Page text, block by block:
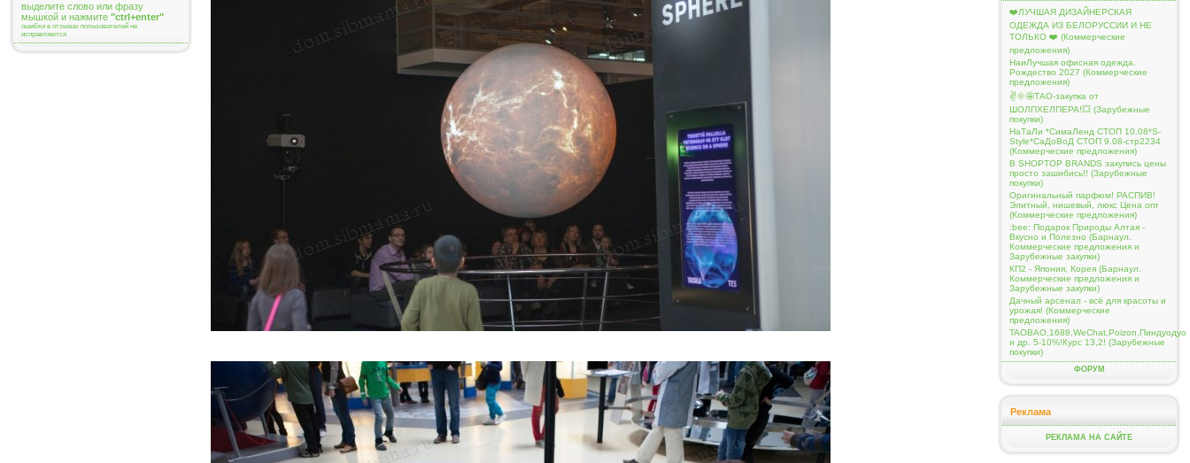
выделите слово или фразу
мышкой и нажмите "ctrl+enter"
ошибки в отзывах пользователей не
исправляются
❤️ЛУЧШАЯ ДИЗАЙНЕРСКАЯ
ОДЕЖДА ИЗ БЕЛОРУССИИ И НЕ
ТОЛЬКО ❤️ (Коммерческие
предложения)
НаиЛучшая офисная одежда.
Рождество 2027 (Коммерческие
предложения)
✌️🌞🤩ТАО-закупка от
ШОЛПХЕЛПЕРА!💥 (Зарубежные
покупки)
НаТаЛи *СимаЛенд СТОП 10.08*S-
Style*СаДоВоД СТОП 9.08-стр2234
(Коммерческие предложения)
В SHOPTOP BRANDS закупись цены
просто зашибись!! (Зарубежные
покупки)
Оригинальный парфюм! РАСПИВ!
Элитный, нишевый, люкс Цена опт
(Коммерческие предложения)
:bee: Подарок Природы Алтая -
Вкусно и Полезно (Барнаул.
Коммерческие предложения и
Зарубежные закупки)
КП2 - Япония, Корея (Барнаул.
Коммерческие предложения и
Зарубежные закупки)
Дачный арсенал - всё для красоты и
урожая! (Коммерческие
предложения)
TAOBAO,1688,WeChat,Poizon,Пиндуодуо
и др. 5-10%!Курс 13,2! (Зарубежные
покупки)
ФОРУМ
Реклама
РЕКЛАМА НА САЙТЕ